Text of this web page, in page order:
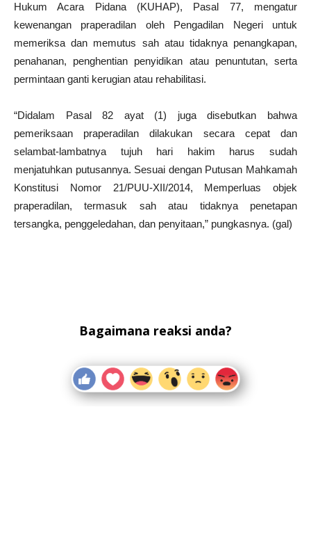
Hukum Acara Pidana (KUHAP), Pasal 77, mengatur
kewenangan praperadilan oleh Pengadilan Negeri untuk
memeriksa dan memutus sah atau tidaknya penangkapan,
penahanan, penghentian penyidikan atau penuntutan, serta
permintaan ganti kerugian atau rehabilitasi.
“Didalam Pasal 82 ayat (1) juga disebutkan bahwa
pemeriksaan praperadilan dilakukan secara cepat dan
selambat-lambatnya tujuh hari hakim harus sudah
menjatuhkan putusannya. Sesuai dengan Putusan Mahkamah
Konstitusi Nomor 21/PUU-XII/2014, Memperluas objek
praperadilan, termasuk sah atau tidaknya penetapan
tersangka, penggeledahan, dan penyitaan,” pungkasnya. (gal)
Bagaimana reaksi anda?